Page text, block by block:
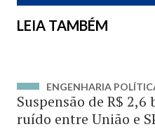
LEIA TAMBÉM
ENGENHARIA
Suspensão de R$
ruído entre União e